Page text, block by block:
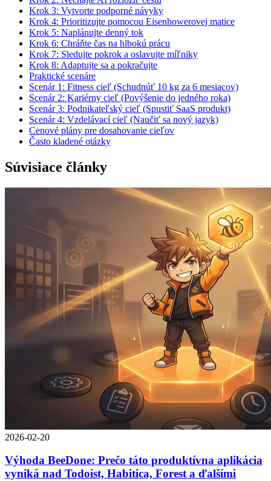
Krok 3: Vytvorte podporné návyky
Krok 4: Prioritizujte pomocou Eisenhowerovej matice
Krok 5: Naplánujte denný tok
Krok 6: Chráňte čas na hlbokú prácu
Krok 7: Sledujte pokrok a oslavujte míľniky
Krok 8: Adaptujte sa a pokračujte
Praktické scenáre
Scenár 1: Fitness cieľ (Schudnúť 10 kg za 6 mesiacov)
Scenár 2: Kariérny cieľ (Povýšenie do jedného roka)
Scenár 3: Podnikateľský cieľ (Spustiť SaaS produkt)
Scenár 4: Vzdelávací cieľ (Naučiť sa nový jazyk)
Cenové plány pre dosahovanie cieľov
Často kladené otázky
Súvisiace články
2026-02-20
Výhoda BeeDone: Prečo táto produktívna aplikácia
vyniká nad Todoist, Habitica, Forest a ďalšími